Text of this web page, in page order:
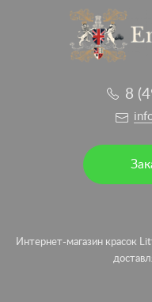
8
Интернет-магазин красок